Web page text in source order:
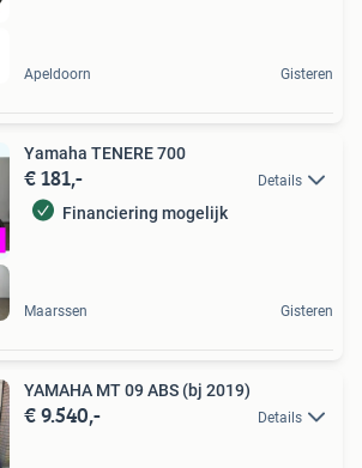
Apeldoorn Gisteren
Yamaha TENERE 700
€ 181,- Details
Financiering mogelijk
Maarssen Gisteren
YAMAHA MT 09 ABS (bj 2019)
€ 9.540,- Details